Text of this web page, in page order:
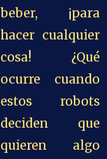
beber, ¡para
hacer cualquier
cosa! ¿Qué
ocurre cuando
estos robots
deciden que
quieren algo